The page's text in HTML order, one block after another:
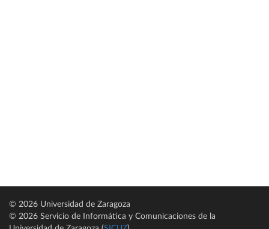
© 2026 Universidad de Zaragoza
© 2026 Servicio de Informática y Comunicaciones de la